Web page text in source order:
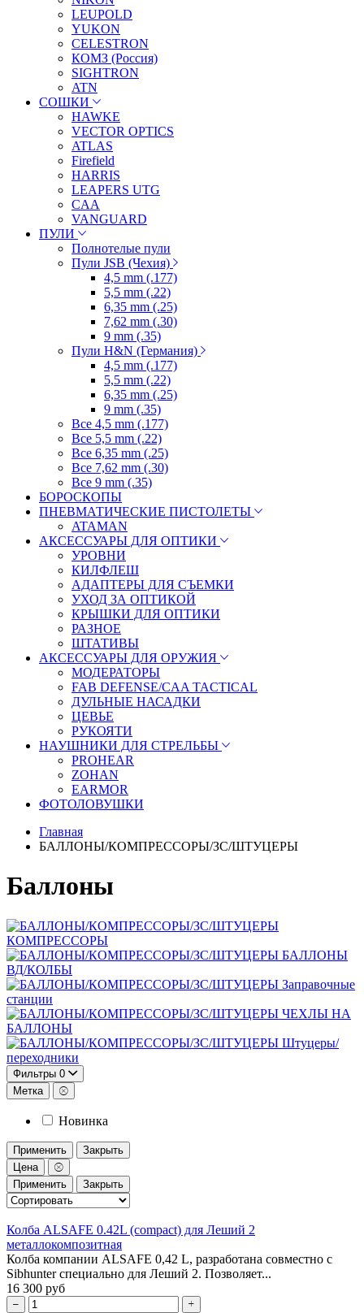
LEUPOLD
YUKON
CELESTRON
КОМЗ (Россия)
SIGHTRON
ATN
СОШКИ
HAWKE
VECTOR OPTICS
ATLAS
Firefield
HARRIS
LEAPERS UTG
CAA
VANGUARD
ПУЛИ
Полнотелые пули
Пули JSB (Чехия)
4,5 mm (.177)
5,5 mm (.22)
6,35 mm (.25)
7,62 mm (.30)
9 mm (.35)
Пули H&N (Германия)
4,5 mm (.177)
5,5 mm (.22)
6,35 mm (.25)
9 mm (.35)
Все 4,5 mm (.177)
Все 5,5 mm (.22)
Все 6,35 mm (.25)
Все 7,62 mm (.30)
Все 9 mm (.35)
БОРОСКОПЫ
ПНЕВМАТИЧЕСКИЕ ПИСТОЛЕТЫ
ATAMAN
АКСЕССУАРЫ ДЛЯ ОПТИКИ
УРОВНИ
КИЛФЛЕШ
АДАПТЕРЫ ДЛЯ СЪЕМКИ
УХОД ЗА ОПТИКОЙ
КРЫШКИ ДЛЯ ОПТИКИ
РАЗНОЕ
ШТАТИВЫ
АКСЕССУАРЫ ДЛЯ ОРУЖИЯ
МОДЕРАТОРЫ
FAB DEFENSE/CAA TACTICAL
ДУЛЬНЫЕ НАСАДКИ
ЦЕВЬЕ
РУКОЯТИ
НАУШНИКИ ДЛЯ СТРЕЛЬБЫ
PROHEAR
ZOHAN
EARMOR
ФОТОЛОВУШКИ
Главная
БАЛЛОНЫ/КОМПРЕССОРЫ/ЗС/ШТУЦЕРЫ
Баллоны
КОМПРЕССОРЫ
БАЛЛОНЫ
ВД/КОЛБЫ
Заправочные
станции
ЧЕХЛЫ НА
БАЛЛОНЫ
Штуцеры/
переходники
Фильтры 0
Метка
Новинка
Применить
Закрыть
Цена
Применить
Закрыть
Колба ALSAFE 0.42L (compact) для Леший 2
металлокомпозитная
Колба компании ALSAFE 0,42 L, разработана совместно с
Sibhunter специально для Леший 2. Позволяет...
16 300 руб